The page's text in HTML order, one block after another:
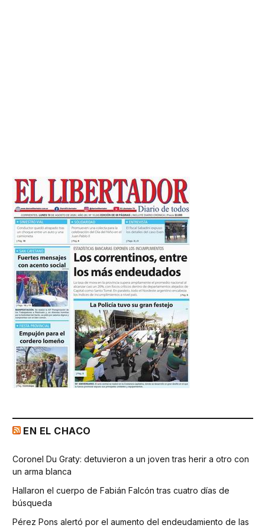
EN EL CHACO
Coronel Du Graty: detuvieron a un joven tras herir a otro con
un arma blanca
Hallaron el cuerpo de Fabián Falcón tras cuatro días de
búsqueda
Pérez Pons alertó por el aumento del endeudamiento de las